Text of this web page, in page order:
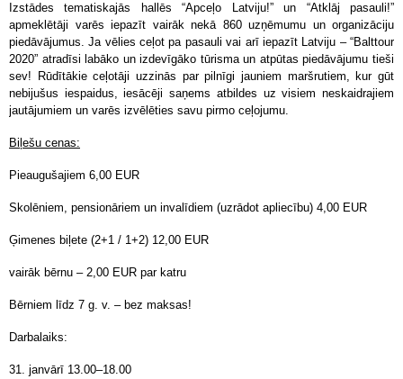
Izstādes tematiskajās hallēs “Apceļo Latviju!” un “Atklāj pasauli!”
apmeklētāji varēs iepazīt vairāk nekā 860 uzņēmumu un organizāciju
piedāvājumus. Ja vēlies ceļot pa pasauli vai arī iepazīt Latviju – “Balttour
2020” atradīsi labāko un izdevīgāko tūrisma un atpūtas piedāvājumu tieši
sev! Rūdītākie ceļotāji uzzinās par pilnīgi jauniem maršrutiem, kur gūt
nebijušus iespaidus, iesācēji saņems atbildes uz visiem neskaidrajiem
jautājumiem un varēs izvēlēties savu pirmo ceļojumu.
Biļešu cenas:
Pieaugušajiem 6,00 EUR
Skolēniem, pensionāriem un invalīdiem (uzrādot apliecību) 4,00 EUR
Ģimenes biļete (2+1 / 1+2) 12,00 EUR
vairāk bērnu – 2,00 EUR par katru
Bērniem līdz 7 g. v. – bez maksas!
Darbalaiks:
31. janvārī 13.00–18.00